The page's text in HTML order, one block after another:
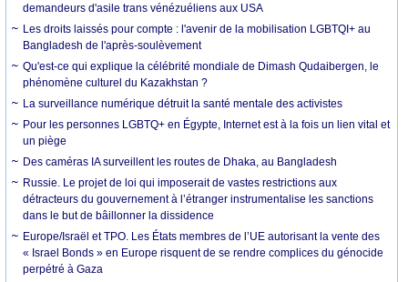
demandeurs d'asile trans vénézuéliens aux USA
Les droits laissés pour compte : l'avenir de la mobilisation LGBTQI+ au
Bangladesh de l'après-soulèvement
Qu'est-ce qui explique la célébrité mondiale de Dimash Qudaibergen, le
phénomène culturel du Kazakhstan ?
La surveillance numérique détruit la santé mentale des activistes
Pour les personnes LGBTQ+ en Égypte, Internet est à la fois un lien vital et
un piège
Des caméras IA surveillent les routes de Dhaka, au Bangladesh
Russie. Le projet de loi qui imposerait de vastes restrictions aux
détracteurs du gouvernement à l’étranger instrumentalise les sanctions
dans le but de bâillonner la dissidence
Europe/Israël et TPO. Les États membres de l’UE autorisant la vente des
« Israel Bonds » en Europe risquent de se rendre complices du génocide
perpétré à Gaza